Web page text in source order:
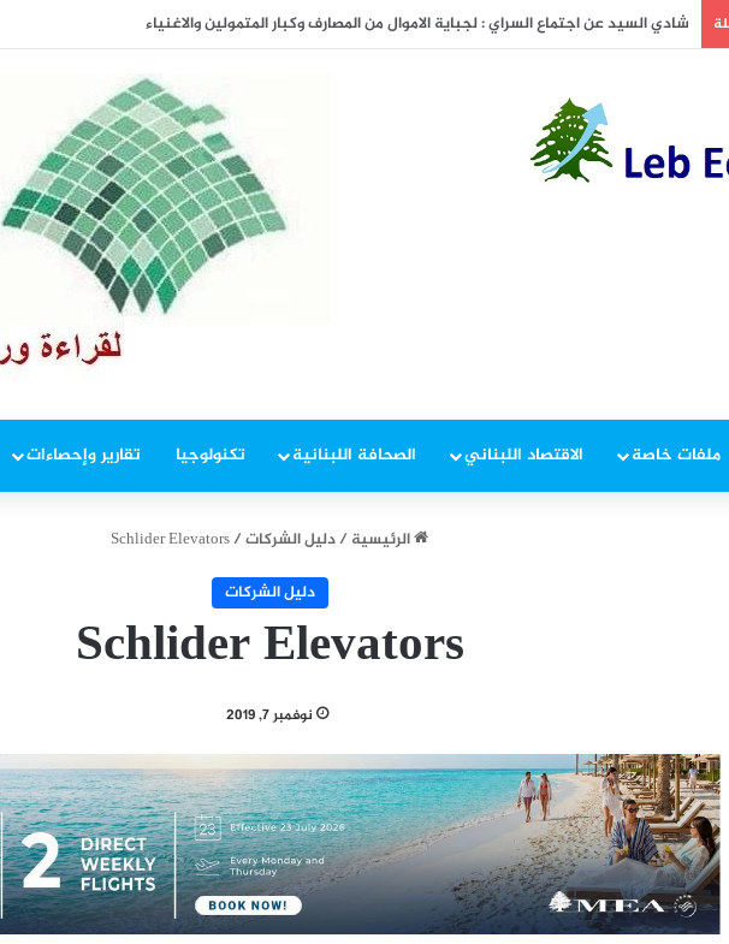
أخطر ما دار داخل غرفة المفاوضات
ملفات خاصة الاقتصاد اللبناني الصحافة اللبنانية تكنولوجيا تقارير وإحصاءات
الرئيسية/دليل الشركات/
Schlider Elevators
دليل الشركات
Schlider Elevators
نوفمبر 7, 2019